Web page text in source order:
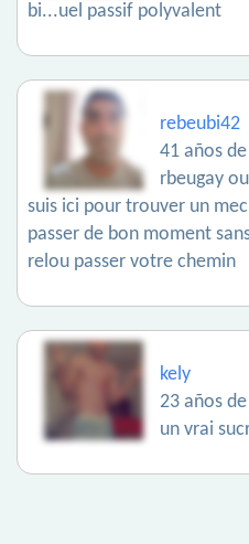
bi...uel passif polyvalent
rebeubi42
41 años
rbeugay
suis ici pour trouver un
passer de bon moment
relou passer votre chemin
kely
23 años
un vrai